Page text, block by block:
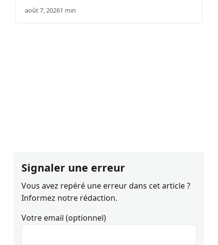
août 7, 20261 min
Signaler une erreur
Vous avez repéré une erreur dans cet article ?
Informez notre rédaction.
Votre email (optionnel)